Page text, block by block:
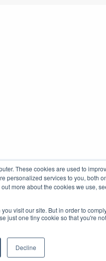
These cookies are used to
personalized services to you, both
more about the cookies we use,
visit our site. But in order to
just one tiny cookie so that you're not
Decline